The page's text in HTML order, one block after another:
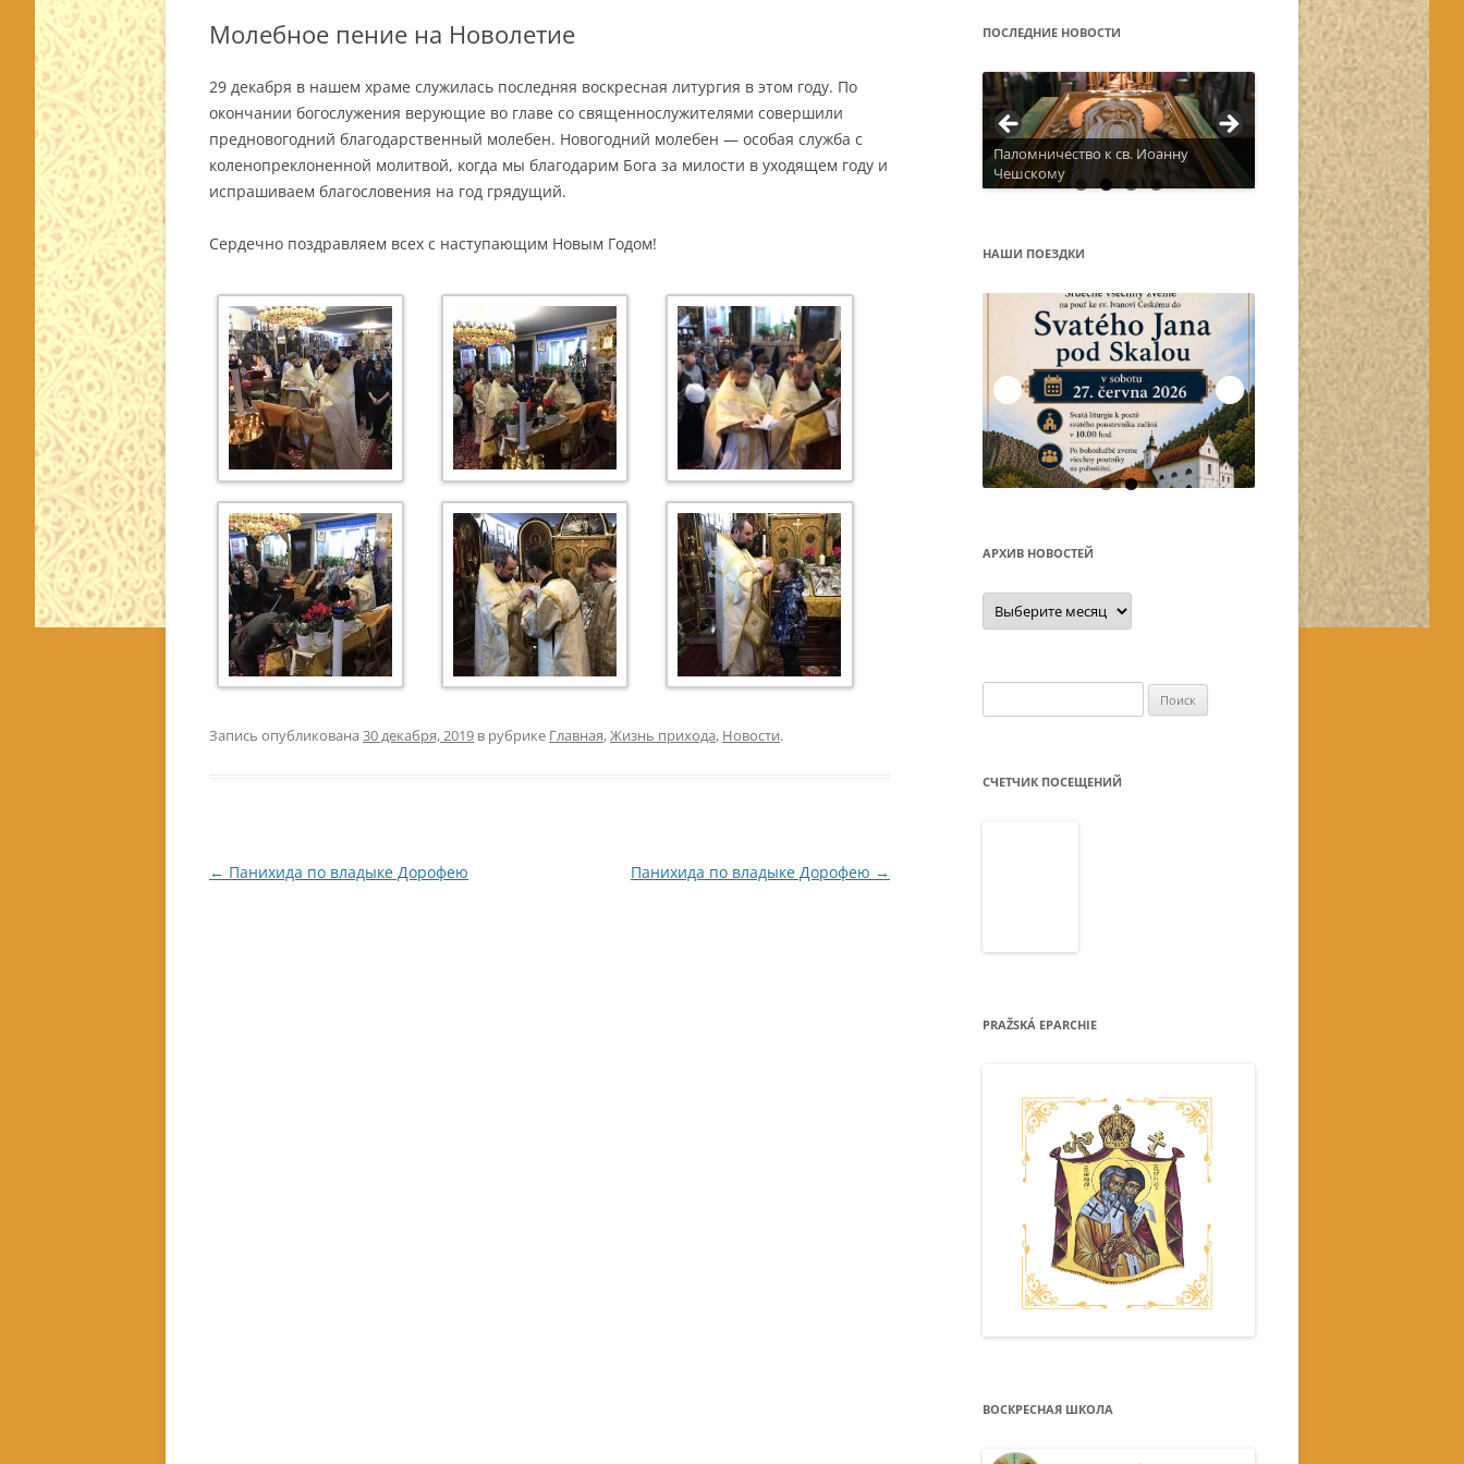
Молебное пение на Новолетие
29 декабря в нашем храме служилась последняя воскресная литургия в этом году. По
окончании богослужения верующие во главе со священнослужителями совершили
предновогодний благодарственный молебен. Новогодний молебен — особая служба с
коленопреклоненной молитвой, когда мы благодарим Бога за милости в уходящем году и
испрашиваем благословения на год грядущий.
Сердечно поздравляем всех с наступающим Новым Годом!
Запись опубликована 30 декабря, 2019 в рубрике Главная,Жизнь прихода, Новости.
Навигация
← Панихида по владыке Дорофею Панихида по владыке Дорофею →
ПОСЛЕДНИЕ НОВОСТИ
Паломничество к св. Иоанну
Чешскому
НАШИ ПОЕЗДКИ
Остров Корфу Остров Корфу
АРХИВ НОВОСТЕЙ
Архив
новостей
СЧЕТЧИК ПОСЕЩЕНИЙ
PRAŽSKÁ EPARCHIE
ВОСКРЕСНАЯ ШКОЛА